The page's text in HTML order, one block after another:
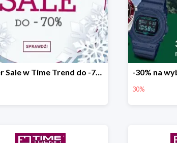
Winter Sale w Time Trend do -70%
30%